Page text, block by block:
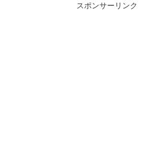
スポンサーリンク